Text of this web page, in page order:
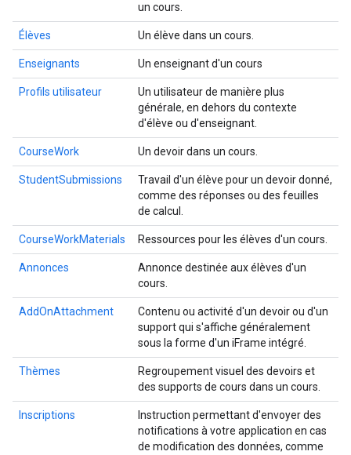
un cours.
Élèves Un élève dans un cours.
Enseignants Un enseignant d'un cours
Profils utilisateur
Un utilisateur de manière plus
générale, en dehors du contexte
d'élève ou d'enseignant.
CourseWork Un devoir dans un cours.
StudentSubmissions
Travail d'un élève pour un devoir donné,
comme des réponses ou des feuilles
de calcul.
CourseWorkMaterials Ressources pour les élèves d'un cours.
Annonces
Annonce destinée aux élèves d'un
cours.
AddOnAttachment
Contenu ou activité d'un devoir ou d'un
support qui s'affiche généralement
sous la forme d'un iFrame intégré.
Thèmes
Regroupement visuel des devoirs et
des supports de cours dans un cours.
Inscriptions
Instruction permettant d'envoyer des
notifications à votre application en cas
de modification des données, comme